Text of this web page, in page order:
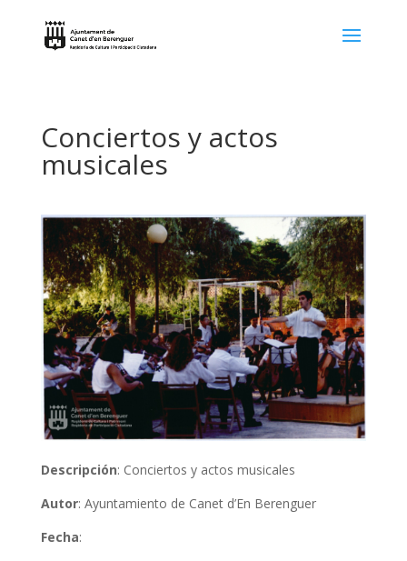
Conciertos y actos
musicales
Descripción: Conciertos y actos musicales
Autor: Ayuntamiento de Canet d’En Berenguer
Fecha: